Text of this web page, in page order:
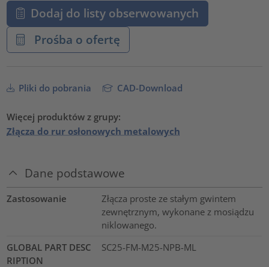
Dodaj do listy obserwowanych
Prośba o ofertę
Pliki do pobrania CAD-Download
Więcej produktów z grupy:
Złącza do rur osłonowych metalowych
Dane podstawowe
Zastosowanie
Złącza proste ze stałym gwintem
zewnętrznym, wykonane z mosiądzu
niklowanego.
GLOBAL PART DESC
RIPTION
SC25-FM-M25-NPB-ML